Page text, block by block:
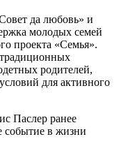
да любовь» и
молодых семей
проекта «Семья».
родителей,
для активного
Паслер ранее
событие в жизни